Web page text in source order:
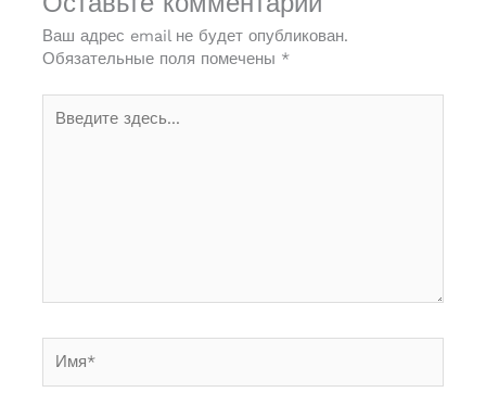
Ваш адрес email не будет опубликован.
Обязательные поля помечены *
здесь...